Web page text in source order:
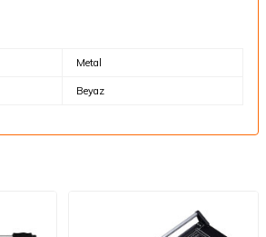
Metal
Beyaz